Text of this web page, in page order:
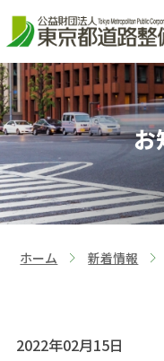
お
ホーム
新着情報
2022年02月15日